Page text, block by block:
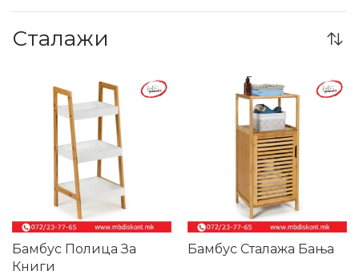
Сталажи
Бамбус Полица За
Книги
Бамбус Сталажa Бања